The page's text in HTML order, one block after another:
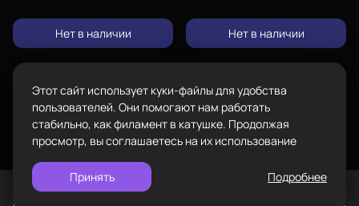
Нет в наличии Нет в наличии
BESTFILAMENT, 2026
Сопутствующие товары
Комплектующие
Подарочные сертификаты
Задать вопрос
Политика конфиденциальности
Этот сайт использует куки-файлы для удобства
пользователей. Они помогают нам работать
стабильно, как филамент в катушке. Продолжая
просмотр, вы соглашаетесь на их использование
Принять Подробнее